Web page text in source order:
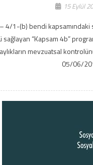
15 Eylül
4/1-(b) bendi
“Kapsam 4b”
mevzuatsal
05/06/